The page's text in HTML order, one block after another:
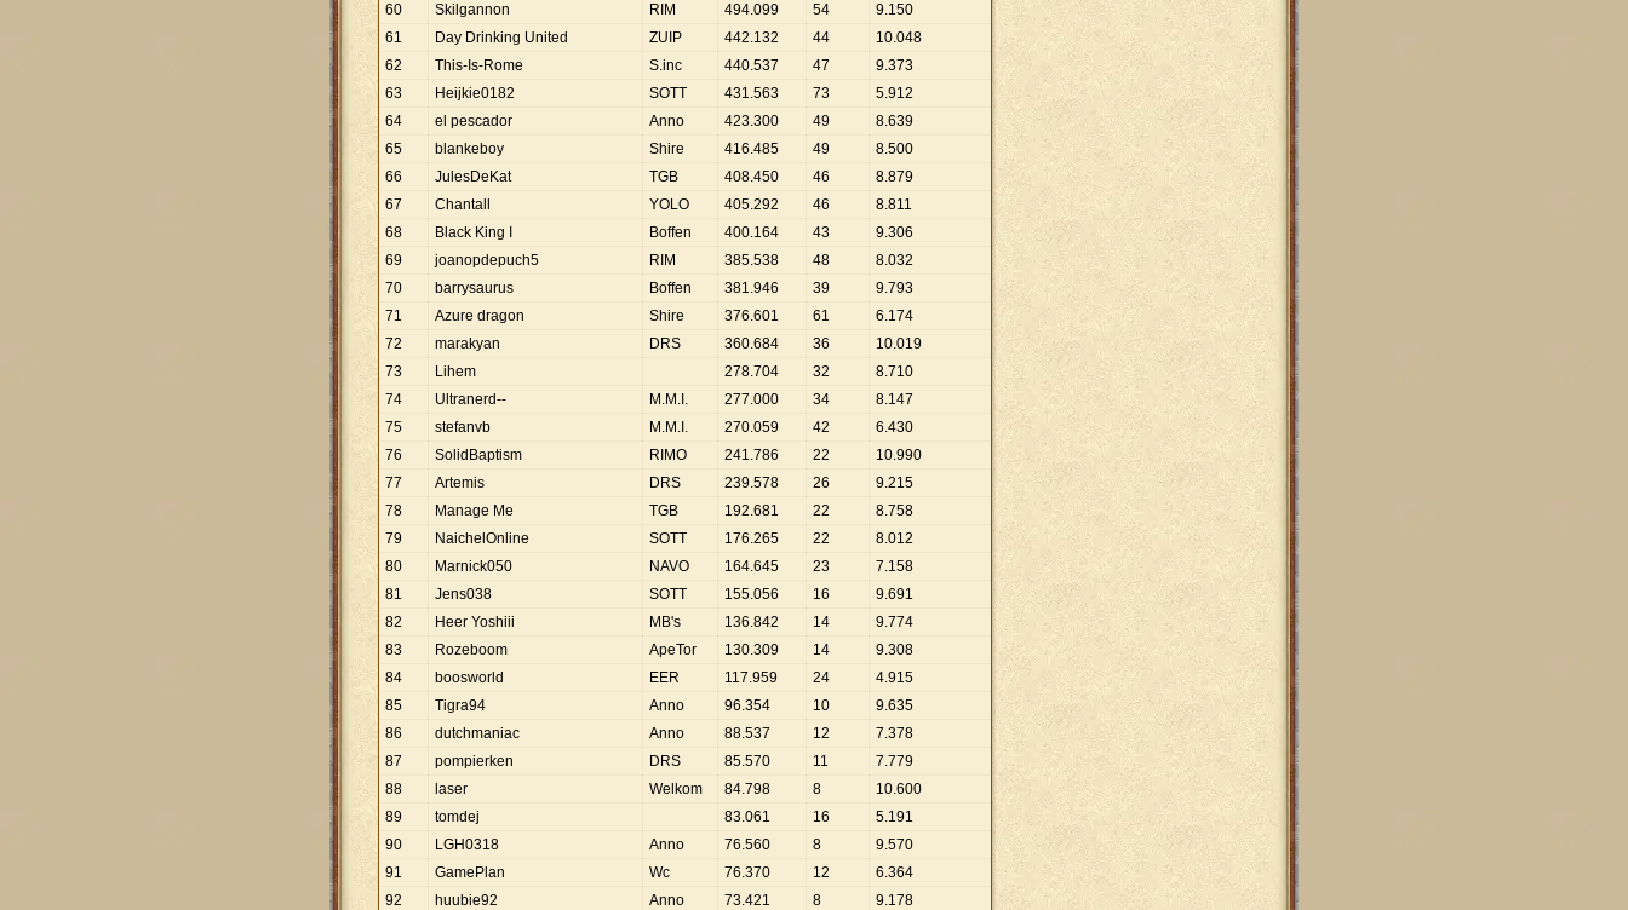
60
Skilgannon RIM 494.099 54 9.150
61
Day Drinking United ZUIP 442.132 44 10.048
62
This-Is-Rome S.inc 440.537 47 9.373
63
Heijkie0182 SOTT 431.563 73 5.912
64
el pescador Anno 423.300 49 8.639
65
blankeboy Shire 416.485 49 8.500
66
JulesDeKat TGB 408.450 46 8.879
67
Chantall YOLO 405.292 46 8.811
68
Black King I Boffen 400.164 43 9.306
69
joanopdepuch5 RIM 385.538 48 8.032
70
barrysaurus Boffen 381.946 39 9.793
71
Azure dragon Shire 376.601 61 6.174
72
marakyan DRS 360.684 36 10.019
73
Lihem 278.704 32 8.710
74
Ultranerd-- M.M.I. 277.000 34 8.147
75
stefanvb M.M.I. 270.059 42 6.430
76
SolidBaptism RIMO 241.786 22 10.990
77
Artemis DRS 239.578 26 9.215
78
Manage Me TGB 192.681 22 8.758
79
NaichelOnline SOTT 176.265 22 8.012
80
Marnick050 NAVO 164.645 23 7.158
81
Jens038 SOTT 155.056 16 9.691
82
Heer Yoshiii MB's 136.842 14 9.774
83
Rozeboom ApeTor 130.309 14 9.308
84
boosworld EER 117.959 24 4.915
85
Tigra94 Anno 96.354 10 9.635
86
dutchmaniac Anno 88.537 12 7.378
87
pompierken DRS 85.570 11 7.779
88
laser Welkom 84.798 8 10.600
89
tomdej 83.061 16 5.191
90
LGH0318 Anno 76.560 8 9.570
91
GamePlan Wc 76.370 12 6.364
92
huubie92 Anno 73.421 8 9.178